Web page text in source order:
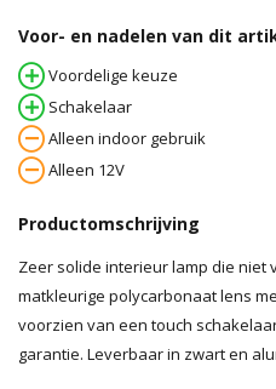
Voor- en nadelen van dit
Voordelige keuze
Schakelaar
Alleen indoor gebruik
Alleen 12V
Productomschrijving
Zeer solide interieur lamp die niet
matkleurige polycarbonaat lens
voorzien van een touch
garantie. Leverbaar in zwart en